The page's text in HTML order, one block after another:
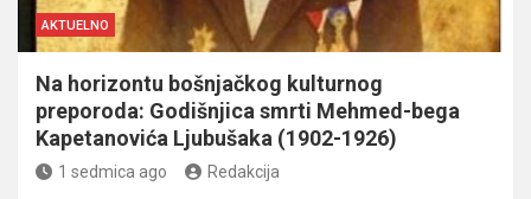
AKTUELNO
Na horizontu bošnjačkog kulturnog
preporoda: Godišnjica smrti Mehmed-bega
Kapetanovića Ljubušaka (1902-1926)
1 sedmica ago Redakcija